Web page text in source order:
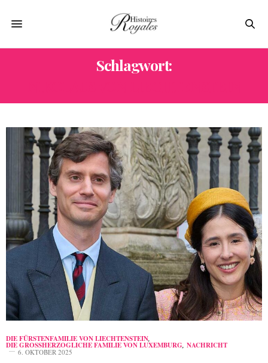
Schlagwort:
DIE FÜRSTENFAMILIE VON LIECHTENSTEIN,
DIE GROSSHERZOGLICHE FAMILIE VON LUXEMBURG , NACHRICHT
6. OKTOBER 2025